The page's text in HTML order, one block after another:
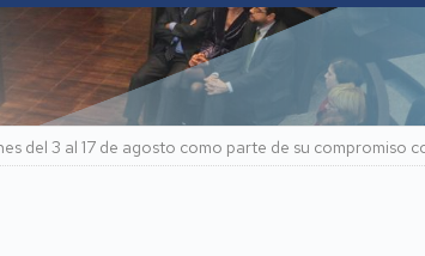
del 3 al 17 de agosto como parte de su compromiso